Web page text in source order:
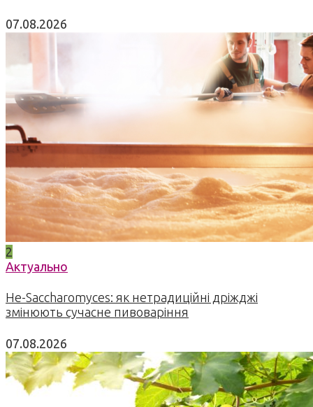
07.08.2026
2
Актуально
Не-Saccharomyces: як нетрадиційні дріжджі
змінюють сучасне пивоваріння
07.08.2026